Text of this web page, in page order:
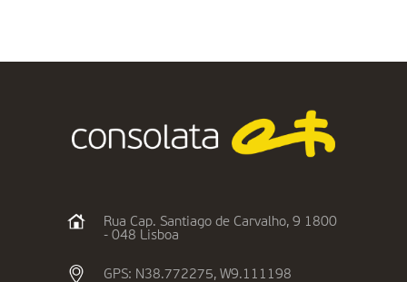
Rua Cap. Santiago de Carvalho, 9 1800
- 048 Lisboa
GPS: N38.772275, W9.111198